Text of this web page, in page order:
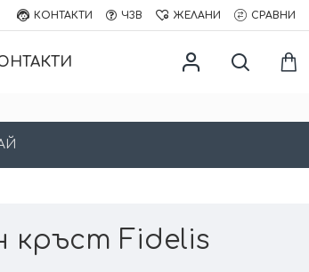
КОНТАКТИ ЧЗВ ЖЕЛАНИ СРАВНИ
кръст Fidelis